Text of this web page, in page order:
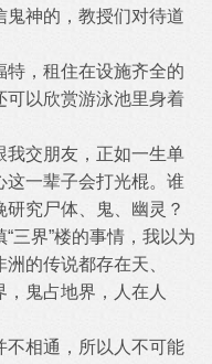
鬼神的，教授们对待道
，租住在设施齐全的
可以欣赏游泳池里身着
交朋友，正如一生单
这一辈子会打光棍。谁
究尸体、鬼、幽灵？
界”楼的事情，我以为
的传说都存在天、
鬼占地界，人在人
相通，所以人不可能